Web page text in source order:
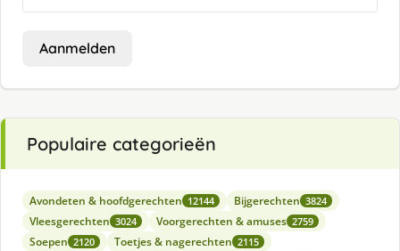
Aanmelden
Populaire categorieën
Avondeten & hoofdgerechten 12144 Bijgerechten 3824
Vleesgerechten 3024 Voorgerechten & amuses 2759
Soepen 2120 Toetjes & nagerechten 2115